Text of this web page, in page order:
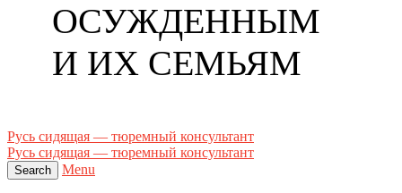
ОСУЖДЕННЫМ
И ИХ СЕМЬЯМ
Русь сидящая — тюремный консультант
Русь сидящая — тюремный консультант
Search Menu